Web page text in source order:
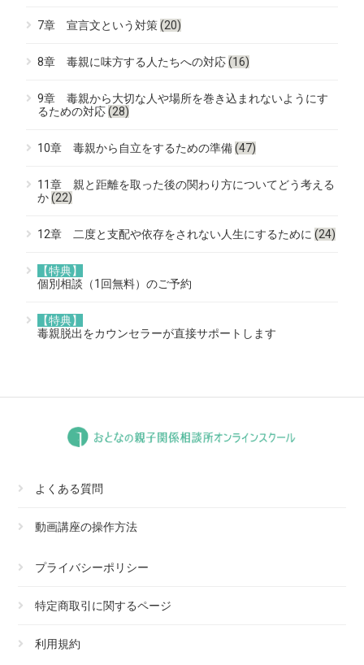
7章 宣言文という対策(20)
8章 毒親に味方する人たちへの対応(16)
9章 毒親から大切な人や場所を巻き込まれないようにす
るための対応(28)
10章 毒親から自立をするための準備(47)
11章 親と距離を取った後の関わり方についてどう考える
か(22)
12章 二度と支配や依存をされない人生にするために(24)
【特典】
個別相談（1回無料）のご予約
【特典】
毒親脱出をカウンセラーが直接サポートします
よくある質問
動画講座の操作方法
プライバシーポリシー
特定商取引に関するページ
利用規約